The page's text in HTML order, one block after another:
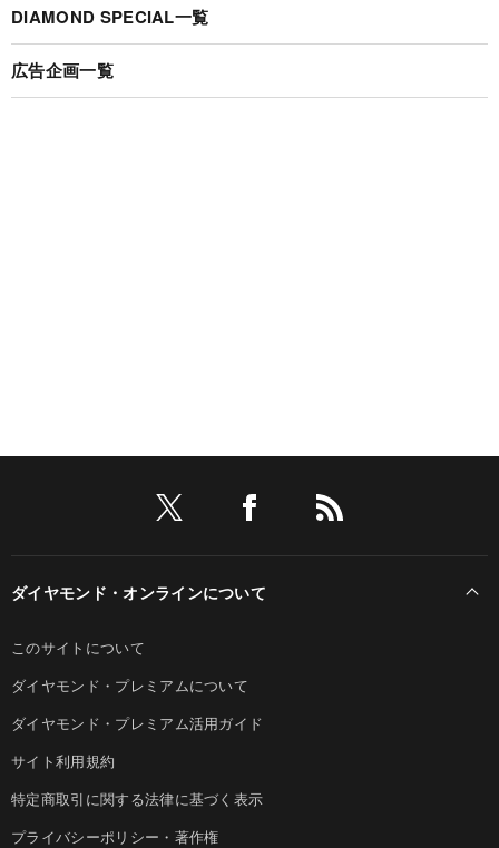
DIAMOND SPECIAL一覧
広告企画一覧
ダイヤモンド・オンラインについて
このサイトについて
ダイヤモンド・プレミアムについて
ダイヤモンド・プレミアム活用ガイド
サイト利用規約
特定商取引に関する法律に基づく表示
プライバシーポリシー・著作権